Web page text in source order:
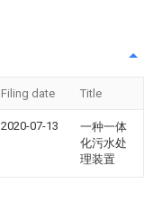
Filing date Title
2020-07-13
一种一体
化污水处
理装置